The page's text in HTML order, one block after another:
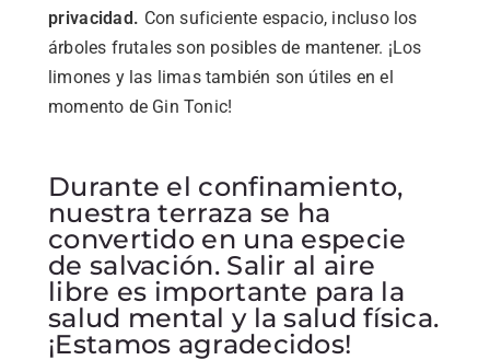
privacidad. Con suficiente espacio, incluso los
árboles frutales son posibles de mantener. ¡Los
limones y las limas también son útiles en el
momento de Gin Tonic!
Durante el confinamiento,
nuestra terraza se ha
convertido en una especie
de salvación. Salir al aire
libre es importante para la
salud mental y la salud física.
¡Estamos agradecidos!